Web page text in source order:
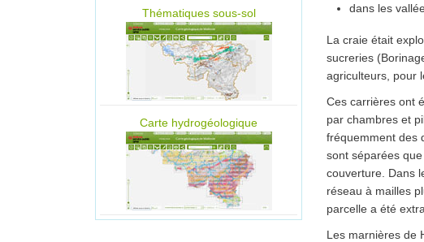
Thématiques sous-sol
Carte hydrogéologique
dans les
La craie était
sucreries
agriculteurs, pour
Ces carrières ont
par chambres et
fréquemment des
sont séparées
couverture. Dans
réseau à mailles
parcelle a été
Les marnières de